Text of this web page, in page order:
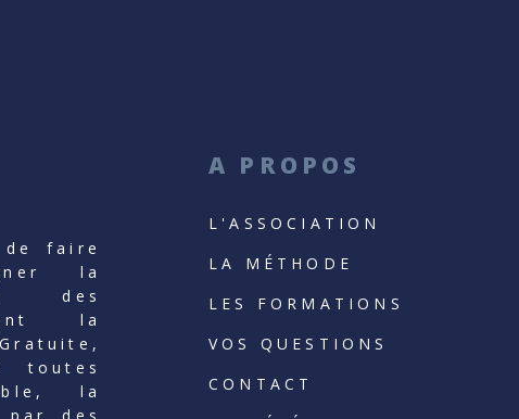
faire
la
des
la
toutes
la
A PROPOS
L'ASSOCIATION
LA MÉTHODE
LES FORMATIONS
VOS QUESTIONS
CONTACT